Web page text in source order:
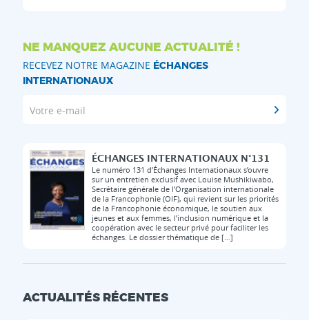
NE MANQUEZ AUCUNE ACTUALITÉ !
RECEVEZ NOTRE MAGAZINE ÉCHANGES
INTERNATIONAUX
Votre e-mail
ÉCHANGES INTERNATIONAUX N°131
Le numéro 131 d’Échanges Internationaux s’ouvre
sur un entretien exclusif avec Louise Mushikiwabo,
Secrétaire générale de l’Organisation internationale
de la Francophonie (OIF), qui revient sur les priorités
de la Francophonie économique, le soutien aux
jeunes et aux femmes, l’inclusion numérique et la
coopération avec le secteur privé pour faciliter les
échanges. Le dossier thématique de […]
ACTUALITÉS RÉCENTES